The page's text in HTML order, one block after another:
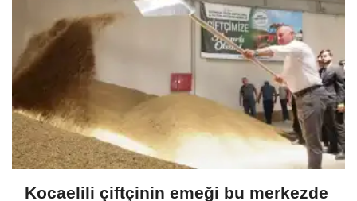
Kocaelili çiftçinin emeği bu merkezde